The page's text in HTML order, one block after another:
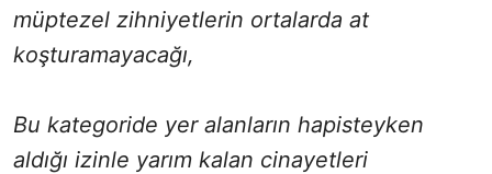
müptezel zihniyetlerin ortalarda at
koşturamayacağı,
Bu kategoride yer alanların hapisteyken
aldığı izinle yarım kalan cinayetleri